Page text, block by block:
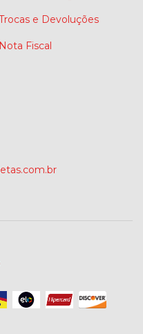
e Devoluções
Nota Fiscal